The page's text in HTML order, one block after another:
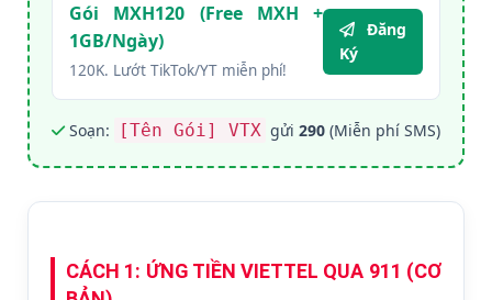
Gói MXH120 (Free MXH +
1GB/Ngày)
120K. Lướt TikTok/YT miễn phí!
Đăng
Ký
Soạn: [Tên Gói] VTX gửi 290 (Miễn phí SMS)
CÁCH 1: ỨNG TIỀN VIETTEL QUA 911 (CƠ